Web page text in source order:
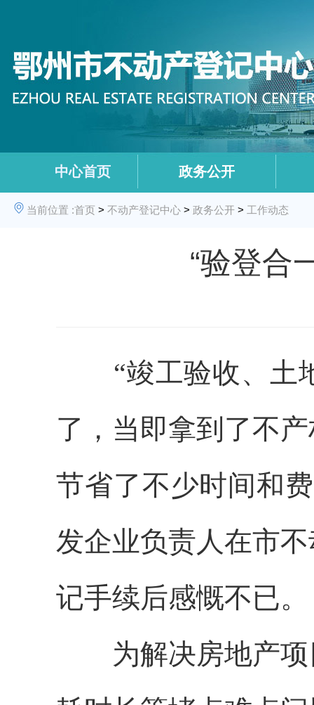
中心首页 政务公开
当前位置 :首页 > 不动产登记中心 > 政务公开 > 工作动态
“验登合
“竣工验收、土地
了，当即拿到了不
节省了不少时间和
发企业负责人在市
记手续后感慨不已。
为解决房地产项